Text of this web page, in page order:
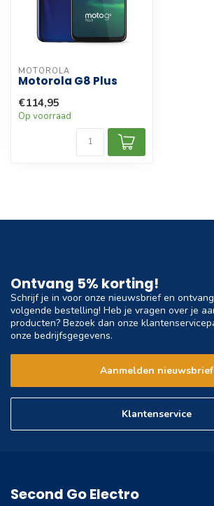
MOTOROLA
Motorola G8 Plus
€114,95
Op voorraad
Ontvang 5% korting!
Schrijf je in voor onze nieuwsbrief en
volgende bestelling! Heb je vragen over je
producten? Bezoek dan onze
onze bedrijfsgegevens.
Aanmelden nieuwsbrief
Klantenservice
Second Go Electro